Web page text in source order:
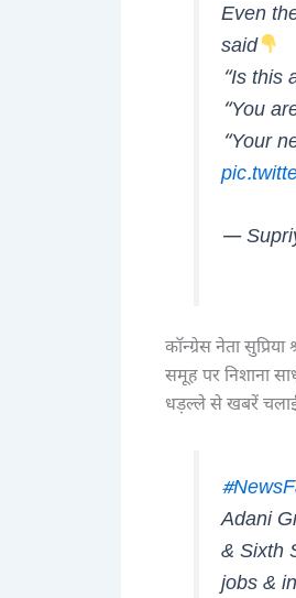
Even
said
“Is this
“You
“Your
—
कॉन्ग्रेस नेता
समूह पर निशाना
धड़ल्ले से खबरें
Adani
& Sixth
jobs &